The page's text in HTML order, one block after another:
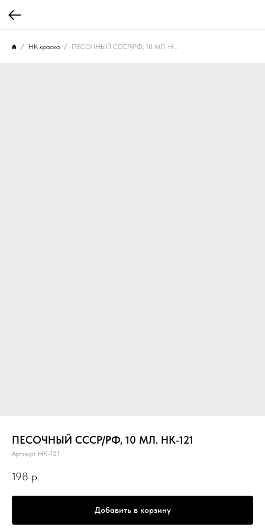
НК краска
ПЕСОЧНЫЙ СССР/РФ, 10 МЛ. НК-121
Артикул: НК-121
198 р.
Добавить в корзину